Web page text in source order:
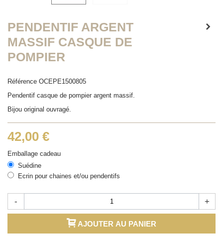
PENDENTIF ARGENT
MASSIF CASQUE DE
POMPIER
Référence OCEPE1500805
Pendentif casque de pompier argent massif.
Bijou original ouvragé.
42,00 €
Emballage cadeau
Suédine
Ecrin pour chaines et/ou pendentifs
- +
AJOUTER AU PANIER